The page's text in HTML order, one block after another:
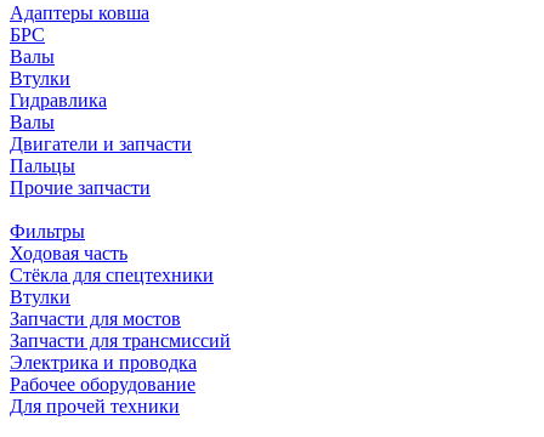
Адаптеры ковша
БРС
Валы
Втулки
Гидравлика
Валы
Двигатели и запчасти
Пальцы
Прочие запчасти
Фильтры
Ходовая часть
Стёкла для спецтехники
Втулки
Запчасти для мостов
Запчасти для трансмиссий
Электрика и проводка
Рабочее оборудование
Для прочей техники